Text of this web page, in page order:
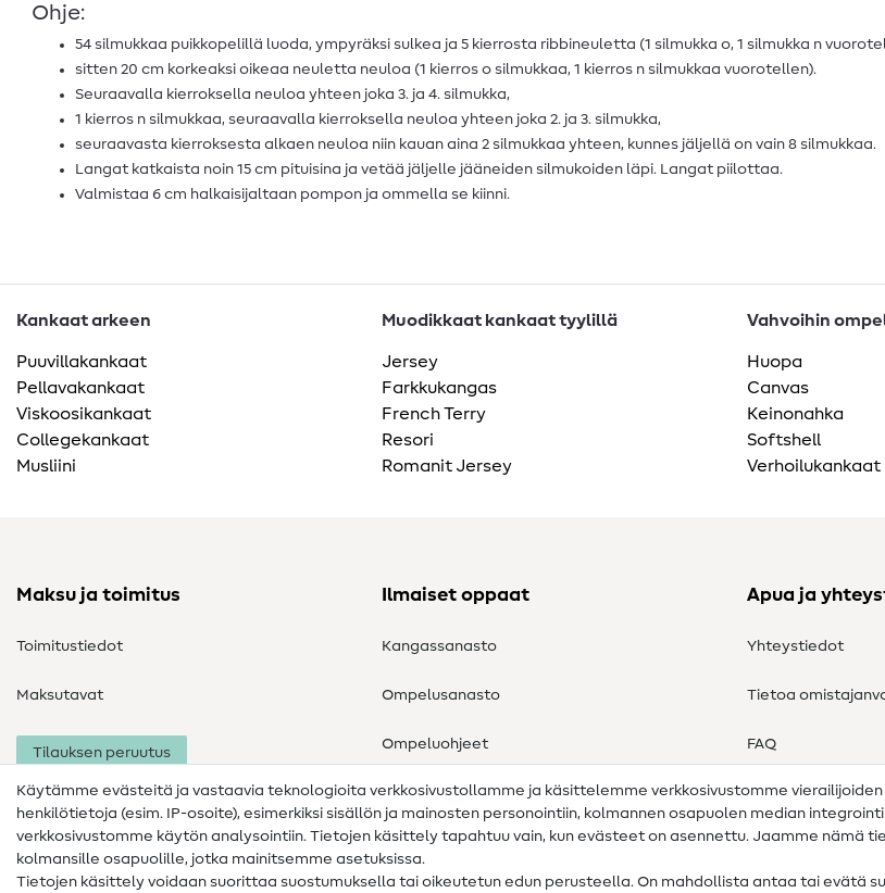
Ohje:
54 silmukkaa puikkopelillä luoda, ympyräksi sulkea ja 5 kierrosta ribbineuletta (1 silmukka o, 1 silmukka n
sitten 20 cm korkeaksi oikeaa neuletta neuloa (1 kierros o silmukkaa, 1 kierros n silmukkaa vuorotellen).
Seuraavalla kierroksella neuloa yhteen joka 3. ja 4. silmukka,
1 kierros n silmukkaa, seuraavalla kierroksella neuloa yhteen joka 2. ja 3. silmukka,
seuraavasta kierroksesta alkaen neuloa niin kauan aina 2 silmukkaa yhteen, kunnes jäljellä on vain 8 silmukkaa.
Langat katkaista noin 15 cm pituisina ja vetää jäljelle jääneiden silmukoiden läpi. Langat piilottaa.
Valmistaa 6 cm halkaisijaltaan pompon ja ommella se kiinni.
Kankaat arkeen
Puuvillakankaat
Pellavakankaat
Viskoosikankaat
Collegekankaat
Musliini
Muodikkaat kankaat tyylillä
Jersey
Farkkukangas
French Terry
Resori
Romanit Jersey
Vahvoihin
Huopa
Canvas
Keinonahka
Softshell
Verhoilukankaat
Maksu ja toimitus
Toimitustiedot
Maksutavat
Tilauksen peruutus
Ilmaiset oppaat
Kangassanasto
Ompelusanasto
Ompeluohjeet
Apua ja
Yhteystiedot
Tietoa
FAQ
Peruutusoikeus
Käytämme evästeitä ja vastaavia teknologioita verkkosivustollamme ja käsittelemme verkkosivustomme vierailijoiden
henkilötietoja (esim. IP-osoite), esimerkiksi sisällön ja mainosten personointiin, kolmannen osapuolen median
verkkosivustomme käytön analysointiin. Tietojen käsittely tapahtuu vain, kun evästeet on asennettu. Jaamme nämä
kolmansille osapuolille, jotka mainitsemme asetuksissa.
Tietojen käsittely voidaan suorittaa suostumuksella tai oikeutetun edun perusteella. On mahdollista antaa tai evätä